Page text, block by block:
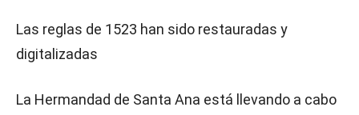
Las reglas de 1523 han sido restauradas y
digitalizadas
La Hermandad de Santa Ana está llevando a cabo